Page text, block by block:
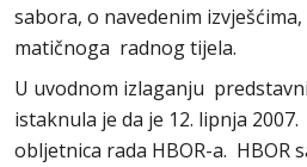
sabora, o navedenim
matičnoga radnog tijela.
U uvodnom izlaganju
istaknula je da je 12. lipnja
obljetnica rada HBOR-a. HBOR